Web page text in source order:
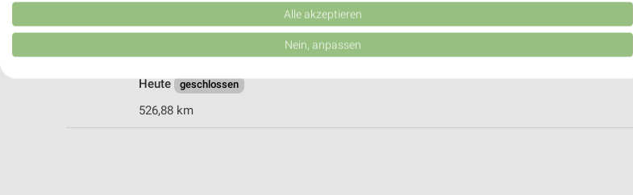
Ernsting's family Böblingen
Wolfgang-Brumme -Allee 27
71034 Böblingen
Heute
geschlossen
526,88 km
Verwendung reduzierter Daten zur Auswahl von Werbeanzeigen
Erstellung von Profilen für personalisierte Werbung
Erstellung von Profilen zur Personalisierung von Inhalten
Alle akzeptieren
Nein, anpassen